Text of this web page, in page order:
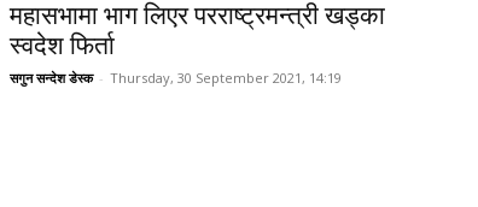
महासभामा भाग लिएर परराष्ट्रमन्त्री खड्का
स्वदेश फिर्ता
सगुन सन्देश डेस्क - Thursday, 30 September 2021, 14:19